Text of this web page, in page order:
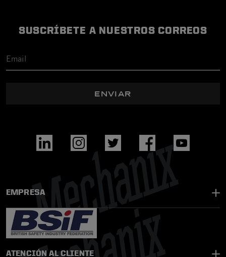
SUSCRÍBETE A NUESTROS CORREOS
ENVIAR
EMPRESA
ATENCIÓN AL CLIENTE